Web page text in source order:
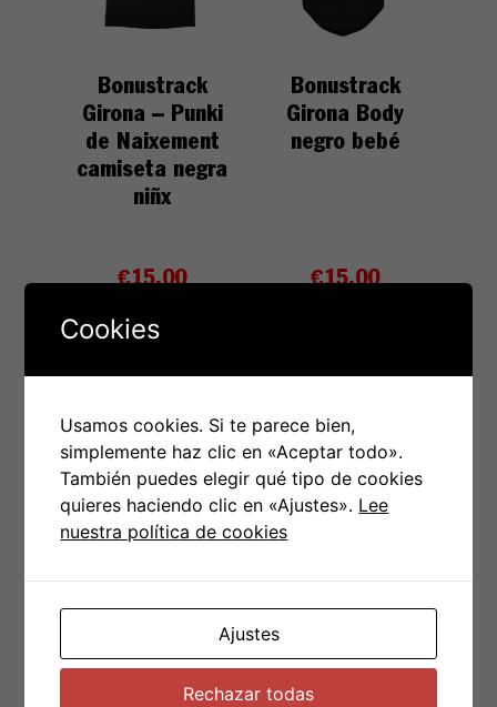
Bonustrack
Girona – Punki
de Naixement
camiseta negra
niñx
€15.00
Seleccionar opciones
Bonustrack
Girona Body
negro bebé
€15.00
Bonustrack
Girona camiseta
– Punki de
naixement adulto
Bonustrack
Girona camiseta
blanca unisex
Cookies
Usamos cookies. Si te parece bien,
simplemente haz clic en «Aceptar todo».
También puedes elegir qué tipo de cookies
quieres haciendo clic en «Ajustes». Lee
nuestra política de cookies
Ajustes
Rechazar todas